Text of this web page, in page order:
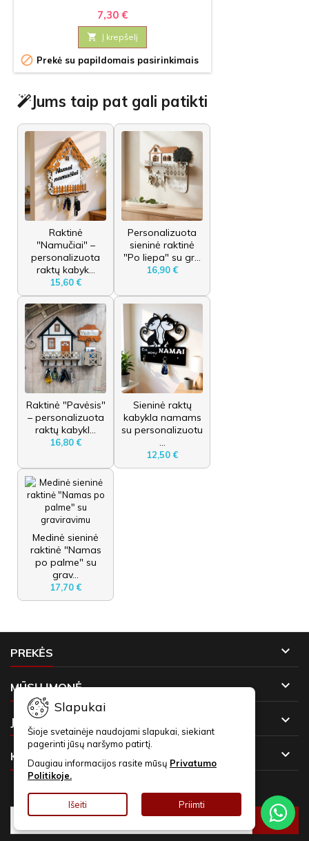
7,30 €
 Į krepšelį
 Prekė su papildomais pasirinkimais
Jums taip pat gali patikti
Raktinė
"Namučiai" –
personalizuota
raktų kabyk...
15,60 €
Personalizuota
sieninė raktinė
"Po liepa" su gr...
16,90 €
Raktinė "Pavėsis"
– personalizuota
raktų kabykl...
16,80 €
Sieninė raktų
kabykla namams
su personalizuotu
...
12,50 €
Medinė sieninė
raktinė "Namas
po palme" su
grav...
17,70 €
PREKĖS 
MŪSŲ ĮMONĖ 
JŪSŲ PASKYRA 
KONTAKTAI 
Slapukai
Šioje svetainėje naudojami slapukai, siekiant
pagerinti jūsų naršymo patirtį.
Daugiau informacijos rasite mūsų Privatumo
Politikoje.
Išeiti Priimti
NAUJIENLAIŠKIAI